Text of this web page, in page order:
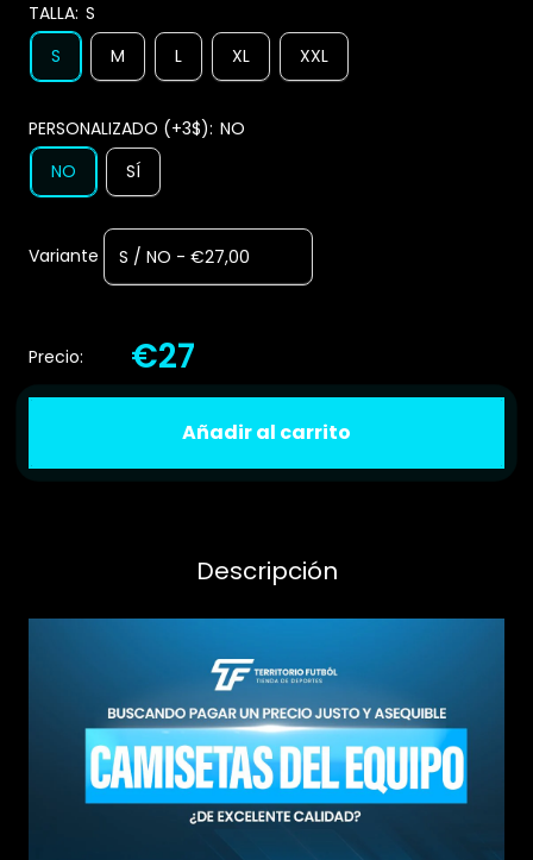
TALLA: S
S
M L XL XXL
PERSONALIZADO (+3$): NO
NO
SÍ
Variante
Precio: €27
Añadir al carrito
Descripción